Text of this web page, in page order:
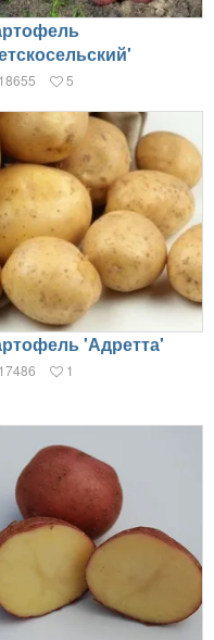
18655 5
'Адретта'
17486 1